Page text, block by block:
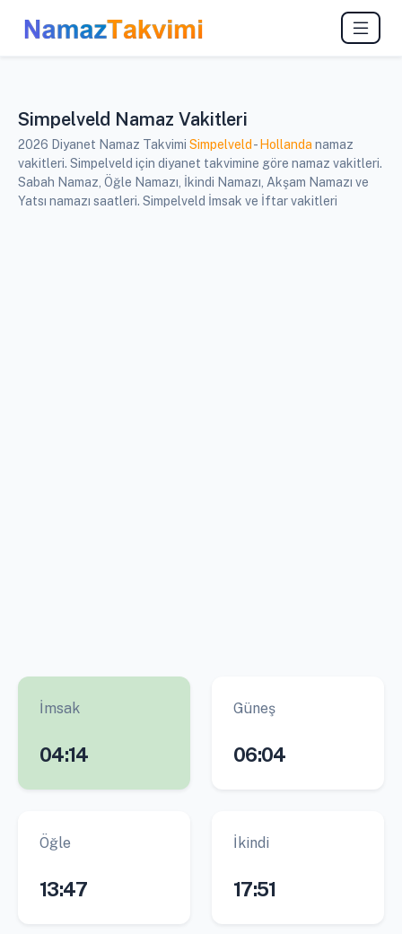
Simpelveld Namaz Vakitleri
2026 Diyanet Namaz Takvimi Simpelveld - Hollanda namaz
vakitleri. Simpelveld için diyanet takvimine göre namaz vakitleri.
Sabah Namaz, Öğle Namazı, İkindi Namazı, Akşam Namazı ve
Yatsı namazı saatleri. Simpelveld İmsak ve İftar vakitleri
İmsak
04:14
Güneş
06:04
Öğle
13:47
İkindi
17:51